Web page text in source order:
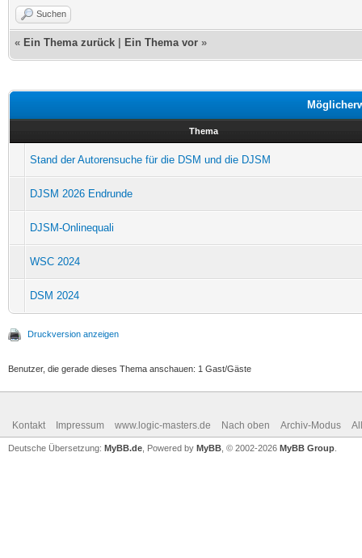
Suchen
« Ein Thema zurück Ein Thema vor »
Thema
Stand der Autorensuche für die DSM und die DJSM
DJSM 2026 Endrunde
DJSM-Onlinequali
WSC 2024
DSM 2024
Druckversion anzeigen
Benutzer, die gerade dieses Thema anschauen: 1 Gast/Gäste
Kontakt Impressum www.logic-masters.de Nach oben Archiv-Modus
Deutsche Übersetzung: MyBB.de , Powered by MyBB , © 2002-2026 MyBB Group